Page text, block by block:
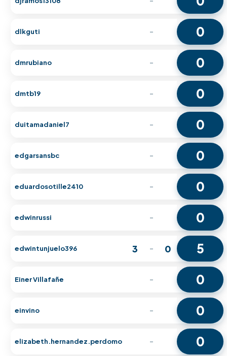
dlkguti - 0
dmrubiano - 0
dmtb19 - 0
duitamadaniel7 - 0
edgarsansbc - 0
eduardosotille2410 - 0
edwinrussi - 0
edwintunjuelo396 3 - 0 5
Einer Villafañe - 0
einvino - 0
elizabeth.hernandez.perdomo - 0